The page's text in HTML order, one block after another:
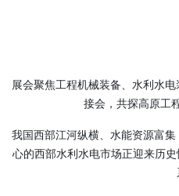
展会聚焦工程机械装备、水利水
接会，共探高原工
我国西部江河纵横、水能资源富
心的西部水利水电市场正迎来历